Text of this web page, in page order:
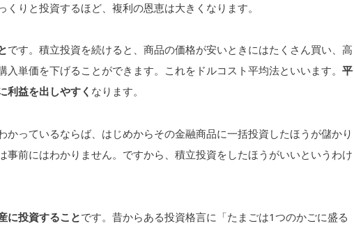
りと投資するほど、複利の恩恵は大きくなります。
です。積立投資を続けると、商品の価格が安いときにはたくさん買い、高
単価を下げることができます。これをドルコスト平均法といいます。 平
利益を出しやすく なります。
かっているならば、はじめからその金融商品に一括投資したほうが儲かり
事前にはわかりません。ですから、積立投資をしたほうがいいというわけ
に投資することです。昔からある投資格言に「たまごは1つのかごに盛る